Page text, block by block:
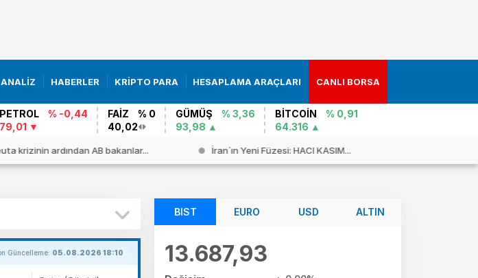
ANALİZ HABERLER KRİPTO PARA HESAPLAMA ARAÇLARI CANLI BORSA
PETROL
% -0,44
79,01
FAİZ
% 0
40,02
GÜMÜŞ
% 3,36
93,98
BİTCOİN
% 0,91
64.316
krizinin ardından AB bakanlar... İran`ın Yeni Füzesi: HACI KASIM...
Güncelleme: 05.08.2026 18:10
BIST EURO USD ALTIN
13.687,93